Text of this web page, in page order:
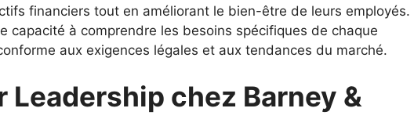
financiers tout en améliorant le bien-être de leurs employés.
capacité à comprendre les besoins spécifiques de chaque
aux exigences légales et aux tendances du marché.
Leadership chez Barney &